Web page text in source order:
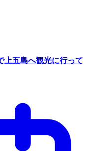
上五島へ観光に行って